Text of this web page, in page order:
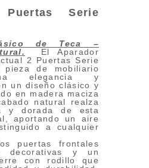
Serie
de Teca –
.
El Aparador
2 Puertas Serie
de mobiliario
elegancia y
un diseño clásico y
en madera maciza
natural realza
y dorada de esta
aportando un aire
a cualquier
puertas frontales
decorativas y un
con rodillo que